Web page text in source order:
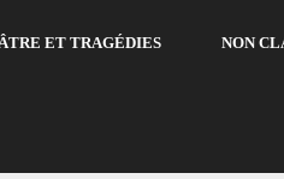
ET TRAGÉDIES NON